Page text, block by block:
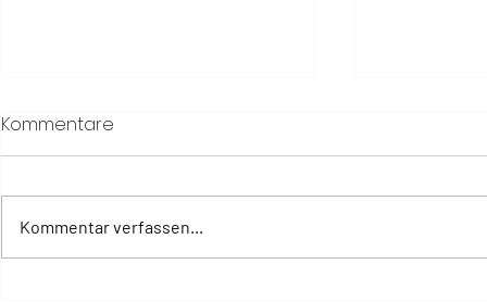
Kommentare
Kommentar verfassen...